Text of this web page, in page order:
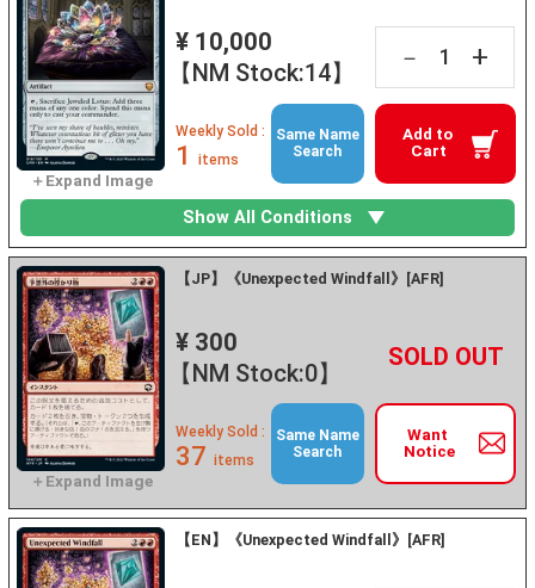
¥ 10,000
【NM Stock:14】
－ +
Add to
Cart
Weekly Sold :
1 items
Same Name
Search
Show All Conditions
【JP】《Unexpected Windfall》[AFR]
¥ 300
【NM Stock:0】
－ +
Want
Notice
Weekly Sold :
37 items
Same Name
Search
【EN】《Unexpected Windfall》[AFR]